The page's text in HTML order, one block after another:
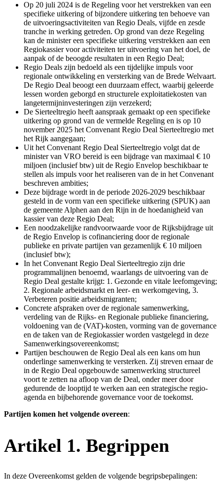
Op 20 juli 2024 is de Regeling voor het verstrekken van een
specifieke uitkering of bijzondere uitkering ten behoeve van
de uitvoeringsactiviteiten van Regio Deals, vijfde en zesde
tranche in werking getreden. Op grond van deze Regeling
kan de minister een specifieke uitkering verstrekken aan een
Regiokassier voor activiteiten ter uitvoering van het doel, de
aanpak of de beoogde resultaten in een Regio Deal;
Regio Deals zijn bedoeld als een tijdelijke impuls voor
regionale ontwikkeling en versterking van de Brede Welvaart.
De Regio Deal beoogt een duurzaam effect, waarbij geleerde
lessen worden geborgd en structurele exploitatiekosten van
langetermijninvesteringen zijn verzekerd;
De Sierteeltregio heeft aanspraak gemaakt op een specifieke
uitkering op grond van de vermelde Regeling en is op 10
november 2025 het Convenant Regio Deal Sierteeltregio met
het Rijk aangegaan;
Uit het Convenant Regio Deal Sierteeltregio volgt dat de
minister van VRO bereid is een bijdrage van maximaal € 10
miljoen (inclusief btw) uit de Regio Envelop beschikbaar te
stellen als impuls voor het realiseren van de in het Convenant
beschreven ambities;
Deze bijdrage wordt in de periode 2026-2029 beschikbaar
gesteld in de vorm van een specifieke uitkering (SPUK) aan
de gemeente Alphen aan den Rijn in de hoedanigheid van
kassier van deze Regio Deal;
Een noodzakelijke randvoorwaarde voor de Rijksbijdrage uit
de Regio Envelop is cofinanciering door de regionale
publieke en private partijen van gezamenlijk € 10 miljoen
(inclusief btw);
In het Convenant Regio Deal Sierteeltregio zijn drie
programmalijnen benoemd, waarlangs de uitvoering van de
Regio Deal gestalte krijgt: 1. Gezonde en vitale leefomgeving;
2. Regionale arbeidsmarkt en leer- en werkomgeving, 3.
Verbeteren positie arbeidsmigranten;
Concrete afspraken over de regionale samenwerking,
verdeling van de Rijks- en Regionale publieke financiering,
voldoening van de (VAT)-kosten, vorming van de governance
en de taken van de Regiokassier worden vastgelegd in deze
Samenwerkingsovereenkomst;
Partijen beschouwen de Regio Deal als een kans om hun
onderlinge samenwerking te versterken. Zij streven ernaar de
in de Regio Deal opgebouwde samenwerking structureel
voort te zetten na afloop van de Deal, onder meer door
gedurende de looptijd te werken aan een strategische regio-
agenda en bijbehorende governance voor de toekomst.
Partijen komen het volgende overeen:
Artikel 1. Begrippen
In deze Overeenkomst gelden de volgende begripsbepalingen: